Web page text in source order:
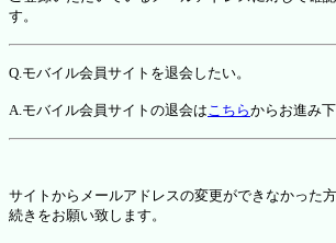
す。
Q.モバイル会員サイトを退会したい。
A.モバイル会員サイトの退会はこちらからお進み下
サイトからメールアドレスの変更ができなかった
続きをお願い致します。